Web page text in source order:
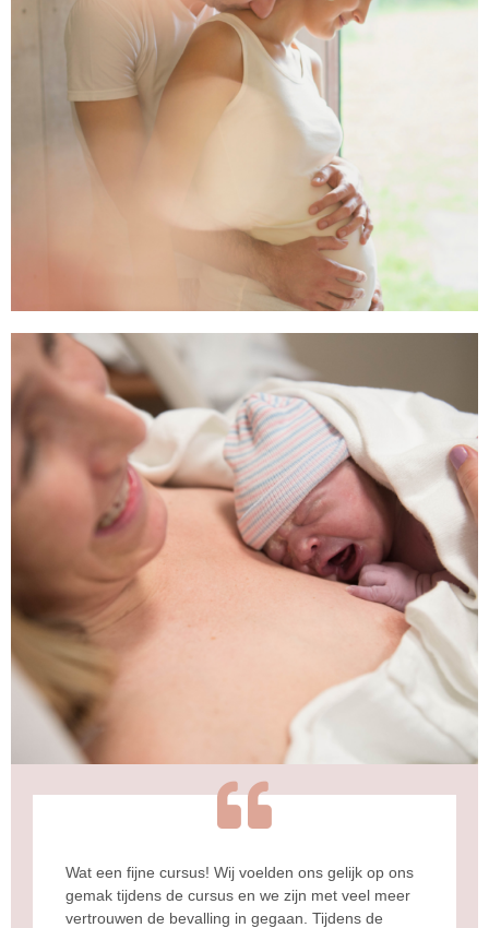
Wat een fijne cursus! Wij voelden ons gelijk op ons
gemak tijdens de cursus en we zijn met veel meer
vertrouwen de bevalling in gegaan. Tijdens de